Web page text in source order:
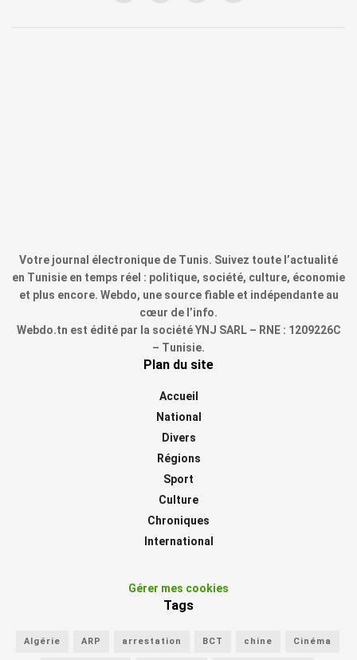
Votre journal électronique de Tunis. Suivez toute l’actualité
en Tunisie en temps réel : politique, société, culture, économie
et plus encore. Webdo, une source fiable et indépendante au
cœur de l’info.
Webdo.tn est édité par la société YNJ SARL – RNE : 1209226C
– Tunisie.
Plan du site
Accueil
National
Divers
Régions
Sport
Culture
Chroniques
International
Gérer mes cookies
Tags
Algérie ARP arrestation BCT chine Cinéma